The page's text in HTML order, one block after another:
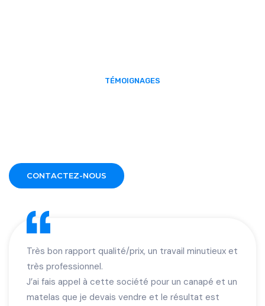
TÉMOIGNAGES
CONTACTEZ-NOUS
Très bon rapport qualité/prix, un travail minutieux et
très professionnel.
J’ai fais appel à cette société pour un canapé et un
matelas que je devais vendre et le résultat est